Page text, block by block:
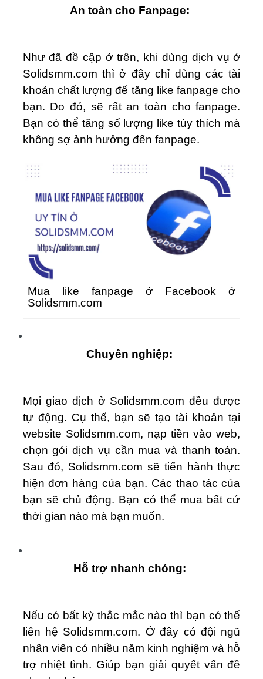
An toàn cho Fanpage:
Như đã đề cập ở trên, khi dùng dịch vụ ở
Solidsmm.com thì ở đây chỉ dùng các tài
khoản chất lượng để tăng like fanpage cho
bạn. Do đó, sẽ rất an toàn cho fanpage.
Bạn có thể tăng số lượng like tùy thích mà
không sợ ảnh hưởng đến fanpage.
Mua like fanpage ở Facebook ở
Solidsmm.com
Chuyên nghiệp:
Mọi giao dịch ở Solidsmm.com đều được
tự động. Cụ thể, bạn sẽ tạo tài khoản tại
website Solidsmm.com, nạp tiền vào web,
chọn gói dịch vụ cần mua và thanh toán.
Sau đó, Solidsmm.com sẽ tiến hành thực
hiện đơn hàng của bạn. Các thao tác của
bạn sẽ chủ động. Bạn có thể mua bất cứ
thời gian nào mà bạn muốn.
Hỗ trợ nhanh chóng:
Nếu có bất kỳ thắc mắc nào thì bạn có thể
liên hệ Solidsmm.com. Ở đây có đội ngũ
nhân viên có nhiều năm kinh nghiệm và hỗ
trợ nhiệt tình. Giúp bạn giải quyết vấn đề